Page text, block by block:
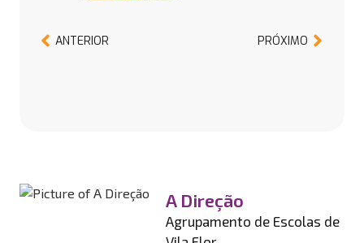
ANTERIOR PRÓXIMO
A Direção
Agrupamento de Escolas de